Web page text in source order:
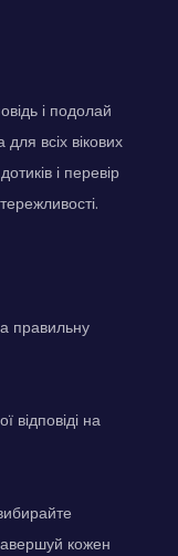
і подолай
всіх вікових
і перевір
правильну
відповіді на
кожен